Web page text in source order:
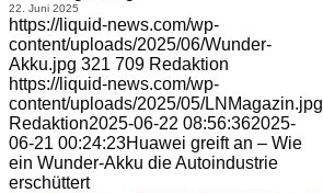
22. Juni 2025
https://liquid-news.com/wp-
content/uploads/2025/06/Wunder-
Akku.jpg 321 709 Redaktion
https://liquid-news.com/wp-
content/uploads/2025/05/LNMagazin.jpg
Redaktion2025-06-22 08:56:362025-
06-21 00:24:23Huawei greift an – Wie
ein Wunder-Akku die Autoindustrie
erschüttert